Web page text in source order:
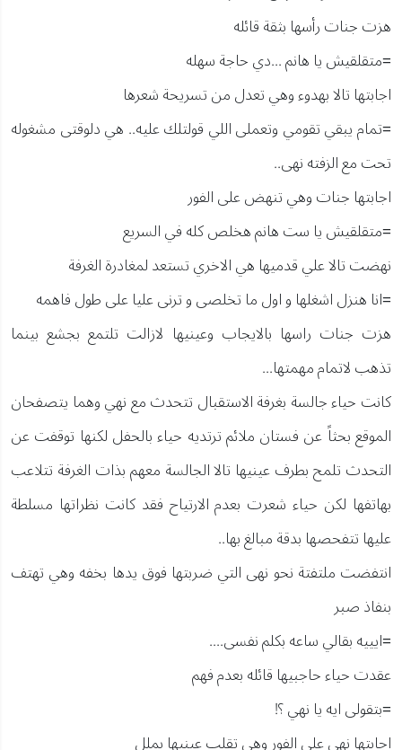
هزت جنات رأسها بثقة قائله
=متقلقيش يا هانم ...دي حاجة سهله
اجابتها تالا بهدوء وهي تعدل من تسريحة شعرها
=تمام يبقي تقومي وتعملى اللي قولتلك عليه.. هي دلوقتى مشغوله
تحت مع الزفته نهى..
اجابتها جنات وهي تنهض على الفور
=متقلقيش يا ست هانم هخلص كله في السريع
نهضت تالا علي قدميها هي الاخري تستعد لمغادرة الغرفة
=انا هنزل اشغلها و اول ما تخلصى و ترنى عليا على طول فاهمه
هزت جنات راسها بالايجاب وعينيها لازالت تلتمع بجشع بينما
تذهب لاتمام مهمتها...
كانت حياء جالسة بغرفة الاستقبال تتحدث مع نهي وهما يتصفحان
الموقع بحثاً عن فستان ملائم ترتديه حياء بالحفل لكنها توقفت عن
التحدث تلمح بطرف عينيها تالا الجالسة معهم بذات الغرفة تتلاعب
بهاتفها لكن حياء شعرت بعدم الارتياح فقد كانت نظراتها مسلطة
عليها تتفحصها بدقة مبالغ بها..
انتفضت ملتفتة نحو نهى التي ضربتها فوق يدها بخفه وهي تهتف
بنفاذ صبر
=ايييه بقالي ساعه بكلم نفسى....
عقدت حياء حاجبيها قائله بعدم فهم
=بتقولى ايه يا نهي ؟!